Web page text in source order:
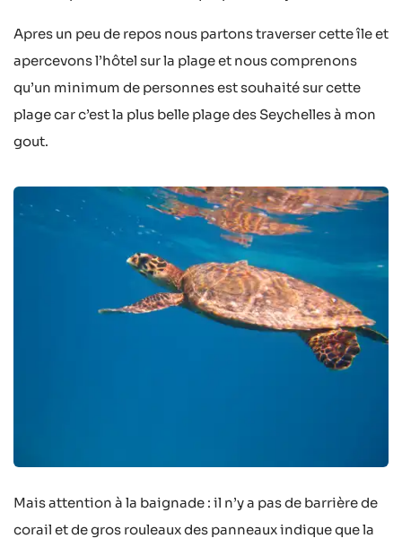
Apres un peu de repos nous partons traverser cette île et
apercevons l’hôtel sur la plage et nous comprenons
qu’un minimum de personnes est souhaité sur cette
plage car c’est la plus belle plage des Seychelles à mon
gout.
Mais attention à la baignade : il n’y a pas de barrière de
corail et de gros rouleaux des panneaux indique que la